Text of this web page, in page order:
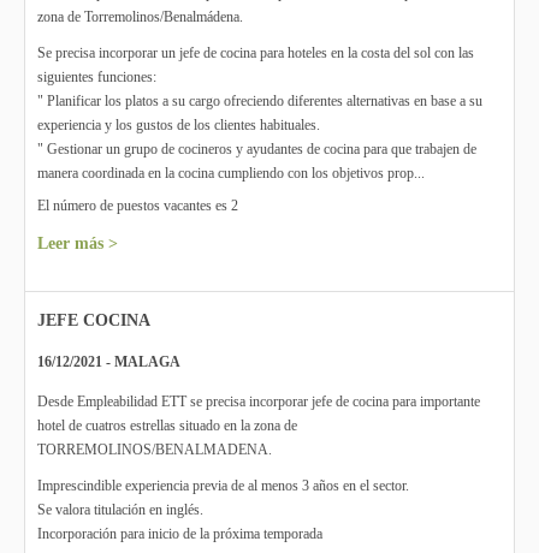
zona de Torremolinos/Benalmádena.
Se precisa incorporar un jefe de cocina para hoteles en la costa del sol con las
siguientes funciones:
" Planificar los platos a su cargo ofreciendo diferentes alternativas en base a su
experiencia y los gustos de los clientes habituales.
" Gestionar un grupo de cocineros y ayudantes de cocina para que trabajen de
manera coordinada en la cocina cumpliendo con los objetivos prop...
El número de puestos vacantes es 2
Leer más >
JEFE COCINA
16/12/2021 - MALAGA
Desde Empleabilidad ETT se precisa incorporar jefe de cocina para importante
hotel de cuatros estrellas situado en la zona de
TORREMOLINOS/BENALMADENA.
Imprescindible experiencia previa de al menos 3 años en el sector.
Se valora titulación en inglés.
Incorporación para inicio de la próxima temporada